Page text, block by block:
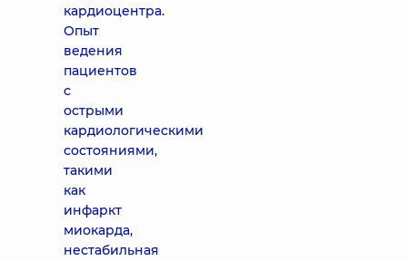
кардиоцентра.
Опыт
ведения
пациентов
с
острыми
кардиологическими
состояниями,
такими
как
инфаркт
миокарда,
нестабильная